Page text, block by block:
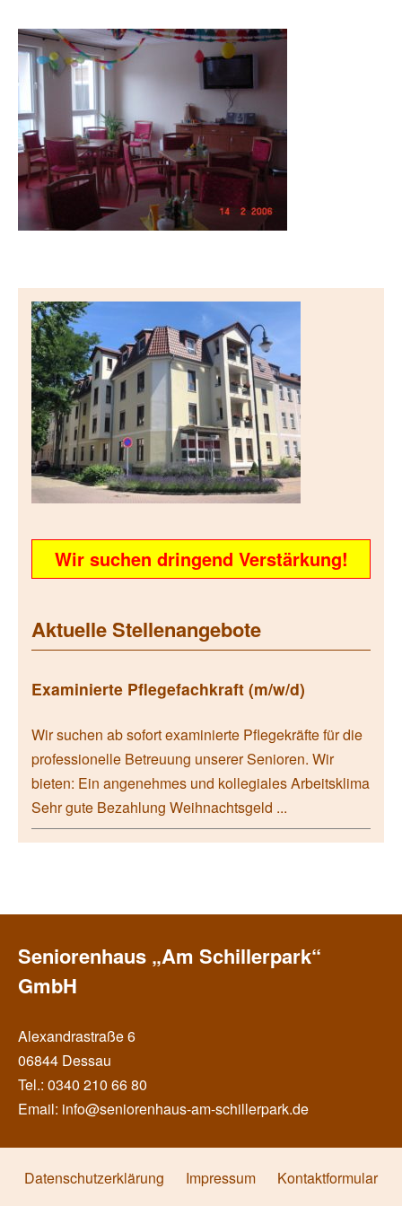
Wir suchen dringend Verstärkung!
Aktuelle Stellenangebote
Examinierte Pflegefachkraft (m/w/d)
Wir suchen ab sofort examinierte Pflegekräfte für die
professionelle Betreuung unserer Senioren. Wir
bieten: Ein angenehmes und kollegiales Arbeitsklima
Sehr gute Bezahlung Weihnachtsgeld ...
Seniorenhaus „Am Schillerpark“
GmbH
Alexandrastraße 6
06844 Dessau
Tel.: 0340 210 66 80
Email: info@seniorenhaus-am-schillerpark.de
Datenschutzerklärung Impressum Kontaktformular